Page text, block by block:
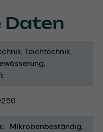
Daten
Teichtechnik
Mikrobenbeständig